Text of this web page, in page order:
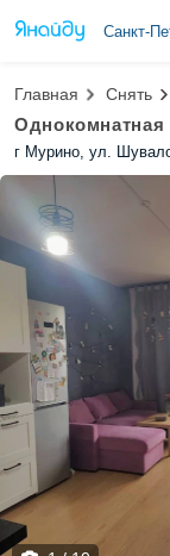
Санкт-
Главная Снять
Однокомнатная
г Мурино, ул.